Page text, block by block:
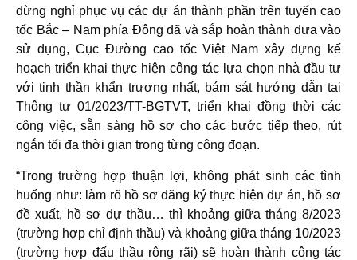
dừng nghỉ phục vụ các dự án thành phần trên tuyến cao
tốc Bắc – Nam phía Đông đã và sắp hoàn thành đưa vào
sử dụng, Cục Đường cao tốc Việt Nam xây dựng kế
hoạch triển khai thực hiện công tác lựa chọn nhà đầu tư
với tinh thần khẩn trương nhất, bám sát hướng dẫn tại
Thông tư 01/2023/TT-BGTVT, triển khai đồng thời các
công việc, sẵn sàng hồ sơ cho các bước tiếp theo, rút
ngắn tối đa thời gian trong từng công đoạn.
“Trong trường hợp thuận lợi, không phát sinh các tình
huống như: làm rõ hồ sơ đăng ký thực hiện dự án, hồ sơ
đề xuất, hồ sơ dự thầu… thì khoảng giữa tháng 8/2023
(trường hợp chỉ định thầu) và khoảng giữa tháng 10/2023
(trường hợp đấu thầu rộng rãi) sẽ hoàn thành công tác